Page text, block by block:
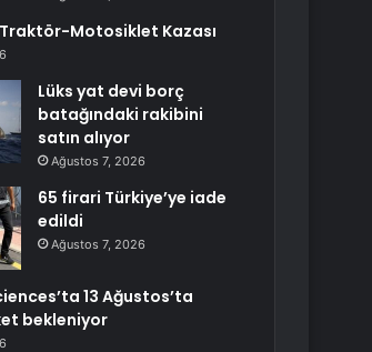
Motosiklet Kazası
Lüks yat devi borç
batağındaki rakibini
satın alıyor
Ağustos 7, 2026
65 firari Türkiye’ye iade
edildi
Ağustos 7, 2026
13 Ağustos’ta
bekleniyor